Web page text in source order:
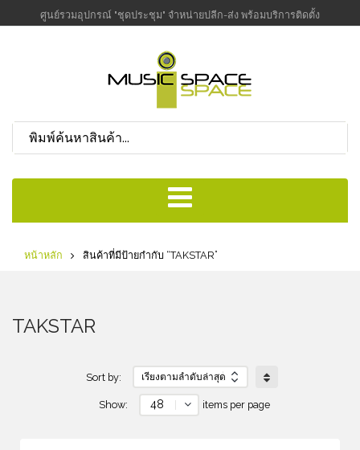
ศูนย์รวมอุปกรณ์ "ชุดประชุม" จำหน่ายปลีก-ส่ง พร้อมบริการติดตั้ง
หน้าหลัก สินค้าที่มีป้ายกำกับ “TAKSTAR”
TAKSTAR
Sort by:
Show: 48 items per page